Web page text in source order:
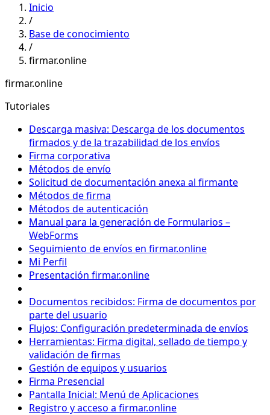
Inicio
/
Base de conocimiento
/
firmar.online
firmar.online
Tutoriales
Descarga masiva: Descarga de los documentos
firmados y de la trazabilidad de los envíos
Firma corporativa
Métodos de envío
Solicitud de documentación anexa al firmante
Métodos de firma
Métodos de autenticación
Manual para la generación de Formularios –
WebForms
Seguimiento de envíos en firmar.online
Mi Perfil
Presentación firmar.online
Documentos recibidos: Firma de documentos por
parte del usuario
Flujos: Configuración predeterminada de envíos
Herramientas: Firma digital, sellado de tiempo y
validación de firmas
Gestión de equipos y usuarios
Firma Presencial
Pantalla Inicial: Menú de Aplicaciones
Registro y acceso a firmar.online